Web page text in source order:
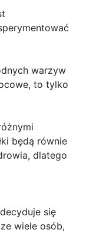
warzyw
to tylko
będą równie
dlatego
się
wiele osób,